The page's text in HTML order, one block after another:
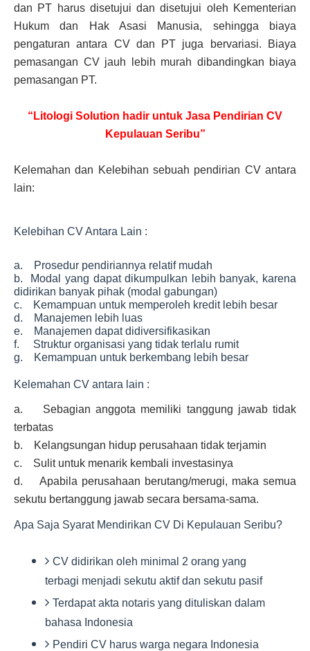
dan PT harus disetujui dan disetujui oleh Kementerian
Hukum dan Hak Asasi Manusia, sehingga biaya
pengaturan antara CV dan PT juga bervariasi. Biaya
pemasangan CV jauh lebih murah dibandingkan biaya
pemasangan PT.
“Litologi Solution hadir untuk Jasa Pendirian CV
Kepulauan Seribu”
Kelemahan dan Kelebihan sebuah pendirian CV antara
lain:
Kelebihan CV Antara Lain :
a. Prosedur pendiriannya relatif mudah
b. Modal yang dapat dikumpulkan lebih banyak, karena
didirikan banyak pihak (modal gabungan)
c. Kemampuan untuk memperoleh kredit lebih besar
d. Manajemen lebih luas
e. Manajemen dapat didiversifikasikan
f. Struktur organisasi yang tidak terlalu rumit
g. Kemampuan untuk berkembang lebih besar
Kelemahan CV antara lain :
a. Sebagian anggota memiliki tanggung jawab tidak
terbatas
b. Kelangsungan hidup perusahaan tidak terjamin
c. Sulit untuk menarik kembali investasinya
d. Apabila perusahaan berutang/merugi, maka semua
sekutu bertanggung jawab secara bersama-sama.
Apa Saja Syarat Mendirikan CV Di Kepulauan Seribu?
CV didirikan oleh minimal 2 orang yang
terbagi menjadi sekutu aktif dan sekutu pasif
Terdapat akta notaris yang dituliskan dalam
bahasa Indonesia
Pendiri CV harus warga negara Indonesia